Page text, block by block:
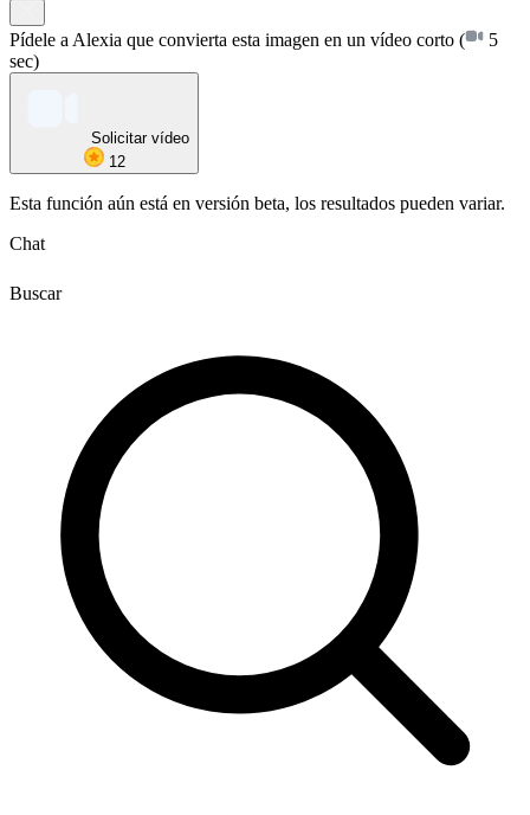
Pídele a Alexia que convierta esta imagen en un vídeo corto (
5
sec)
Solicitar vídeo
12
Esta función aún está en versión beta, los resultados pueden variar.
Chat
Buscar